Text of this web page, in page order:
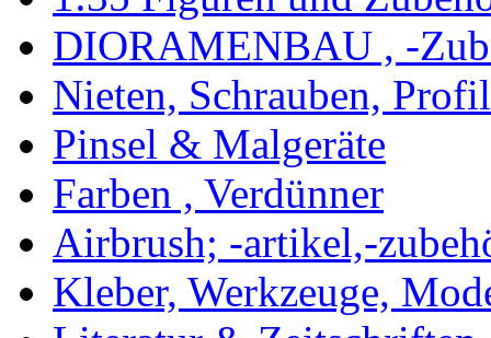
DIORAMENBAU , -
Nieten, Schrauben,
Pinsel & Malgeräte
Farben , Verdünner
Airbrush; -artikel,-
Kleber, Werkzeuge,